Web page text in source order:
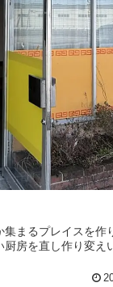
まるプレイスを作
房を直し作り変え